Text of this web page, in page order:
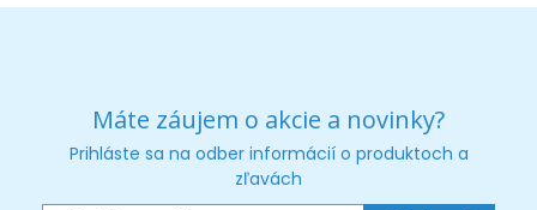
Máte záujem o akcie a novinky?
Prihláste sa na odber informácií o produktoch a
zľavách